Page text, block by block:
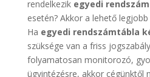
rendelkezik egyedi
esetén? Akkor a lehető
Ha egyedi rendszámtábla
szüksége van a friss
folyamatosan monitorozó,
ügyintézésre, akkor cégünktől